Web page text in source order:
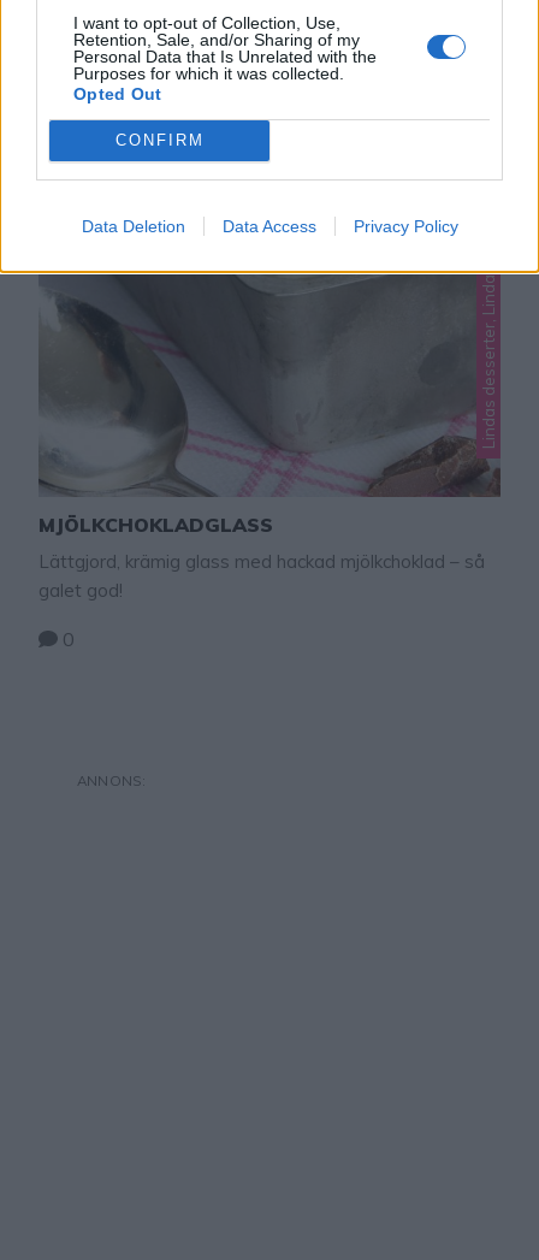
I want to opt-out of Collection, Use,
Retention, Sale, and/or Sharing of my
Personal Data that Is Unrelated with the
Purposes for which it was collected.
Opted Out
CONFIRM
Data Deletion Data Access Privacy Policy
sötmandel eller …
Lindas desserter, Lindas glass, Okategoriserade
MJÖLKCHOKLADGLASS
Lättgjord, krämig glass med hackad mjölkchoklad – så
galet god!
0